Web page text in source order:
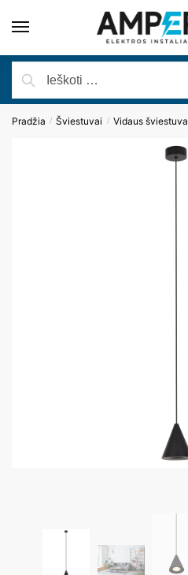
Pradžia / Šviestuvai / Vidaus